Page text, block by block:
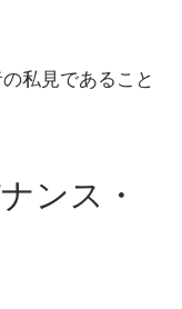
私見であること
ンス・